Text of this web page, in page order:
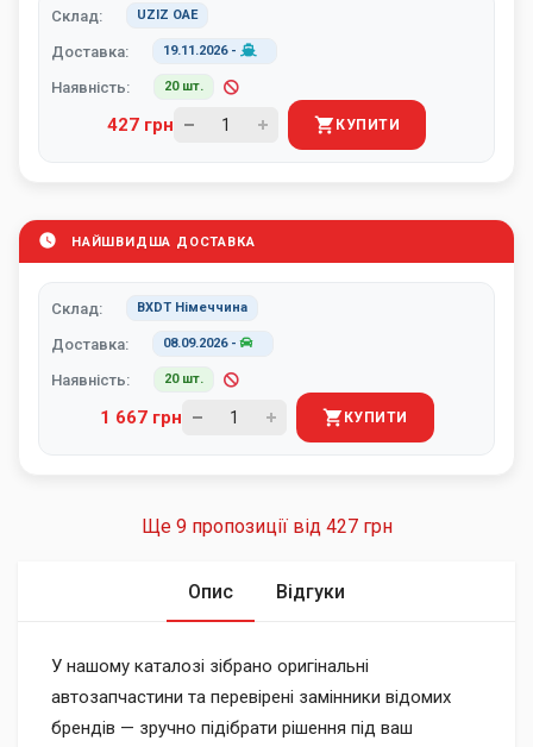
Склад: UZIZ ОАЕ
Доставка: 19.11.2026-
Наявність: 20 шт.
427 грн КУПИТИ
НАЙШВИДША ДОСТАВКА
Склад: BXDT Німеччина
Доставка: 08.09.2026-
Наявність: 20 шт.
1 667 грн КУПИТИ
Ще 9 пропозиції від 427 грн
Опис Відгуки
У нашому каталозі зібрано оригінальні
автозапчастини та перевірені замінники відомих
брендів — зручно підібрати рішення під ваш